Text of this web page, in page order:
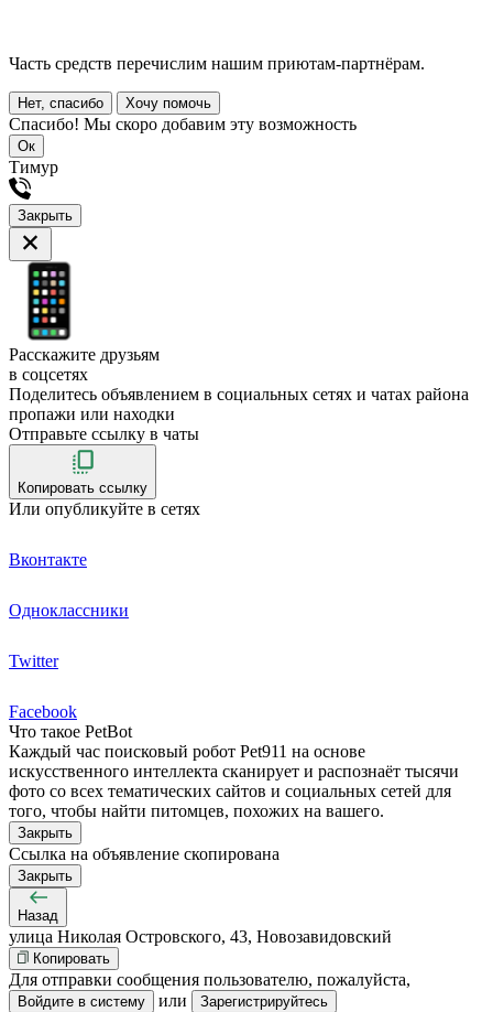
Часть средств перечислим нашим приютам-партнёрам.
Нет, спасибо Хочу помочь
Спасибо! Мы скоро добавим эту возможность
Ок
Тимур
Закрыть
Расскажите друзьям
в соцсетях
Поделитесь объявлением в социальных сетях и чатах района
пропажи или находки
Отправьте ссылку в чаты
Копировать ссылку
Или опубликуйте в сетях
Вконтакте
Одноклассники
Twitter
Facebook
Что такое PetBot
Каждый час поисковый робот Pet911 на основе
искусственного интеллекта сканирует и распознаёт тысячи
фото со всех тематических сайтов и социальных сетей для
того, чтобы найти питомцев, похожих на вашего.
Закрыть
Ссылка на объявление скопирована
Закрыть
Назад
улица Николая Островского, 43, Новозавидовский
Копировать
Для отправки сообщения пользователю, пожалуйста,
Войдите в систему или Зарегистрируйтесь